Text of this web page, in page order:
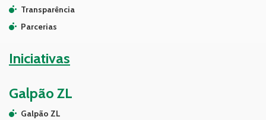
Transparência
Parcerias
Iniciativas
Galpão ZL
Galpão ZL